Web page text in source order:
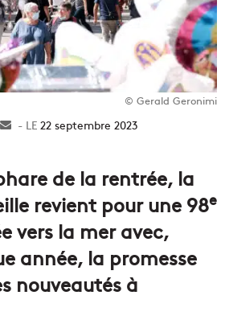
© Gerald Geronimi
Envoyer22 septembre 2023
de la rentrée, la
revient pour une 98e
vers la mer avec,
année, la promesse
nouveautés à